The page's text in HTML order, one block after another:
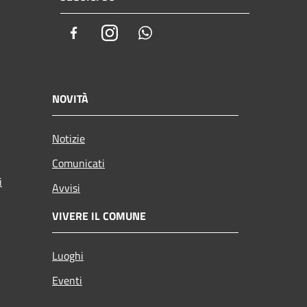
FacebookInstagram
NOVITÀ
Notizie
Comunicati
Avvisi
VIVERE IL COMUNE
Luoghi
Eventi